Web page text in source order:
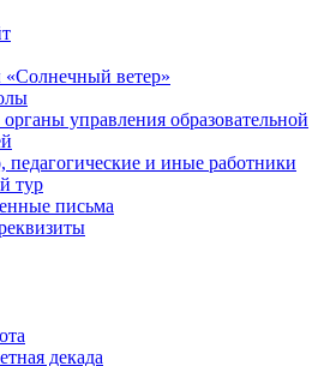
ветер»
управления образовательной
педагогические и иные работники
тур
письма
декада